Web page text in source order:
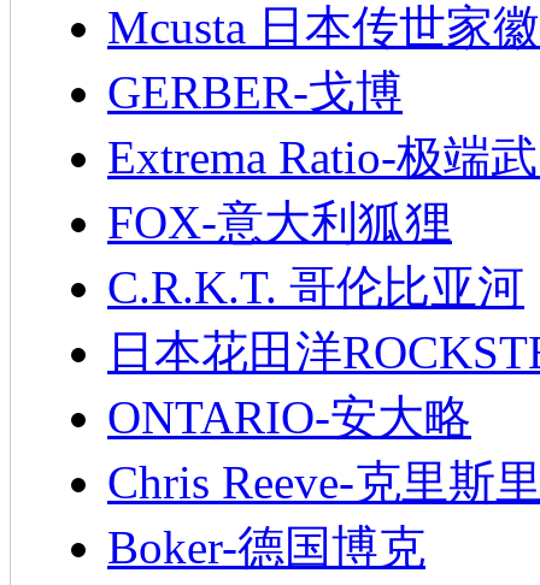
Mcusta 日本传世家徽
GERBER-戈博
Extrema Ratio-极端
FOX-意大利狐狸
C.R.K.T. 哥伦比亚河
日本花田洋
ONTARIO-安大略
Chris Reeve-克里斯
Boker-德国博克